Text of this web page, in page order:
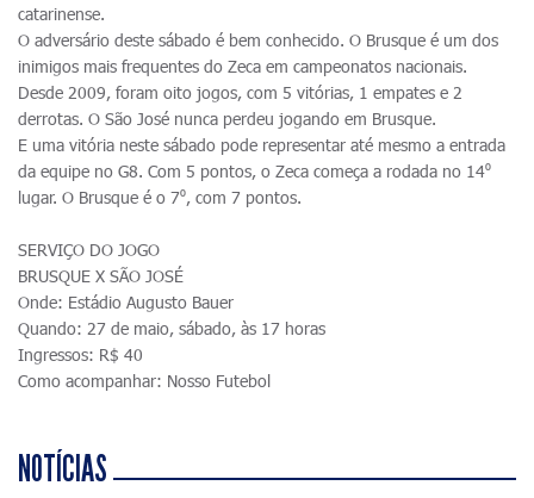
catarinense.
O adversário deste sábado é bem conhecido. O Brusque é um dos
inimigos mais frequentes do Zeca em campeonatos nacionais.
Desde 2009, foram oito jogos, com 5 vitórias, 1 empates e 2
derrotas. O São José nunca perdeu jogando em Brusque.
E uma vitória neste sábado pode representar até mesmo a entrada
da equipe no G8. Com 5 pontos, o Zeca começa a rodada no 14⁰
lugar. O Brusque é o 7⁰, com 7 pontos.
SERVIÇO DO JOGO
BRUSQUE X SÃO JOSÉ
Onde: Estádio Augusto Bauer
Quando: 27 de maio, sábado, às 17 horas
Ingressos: R$ 40
Como acompanhar: Nosso Futebol
NOTÍCIAS